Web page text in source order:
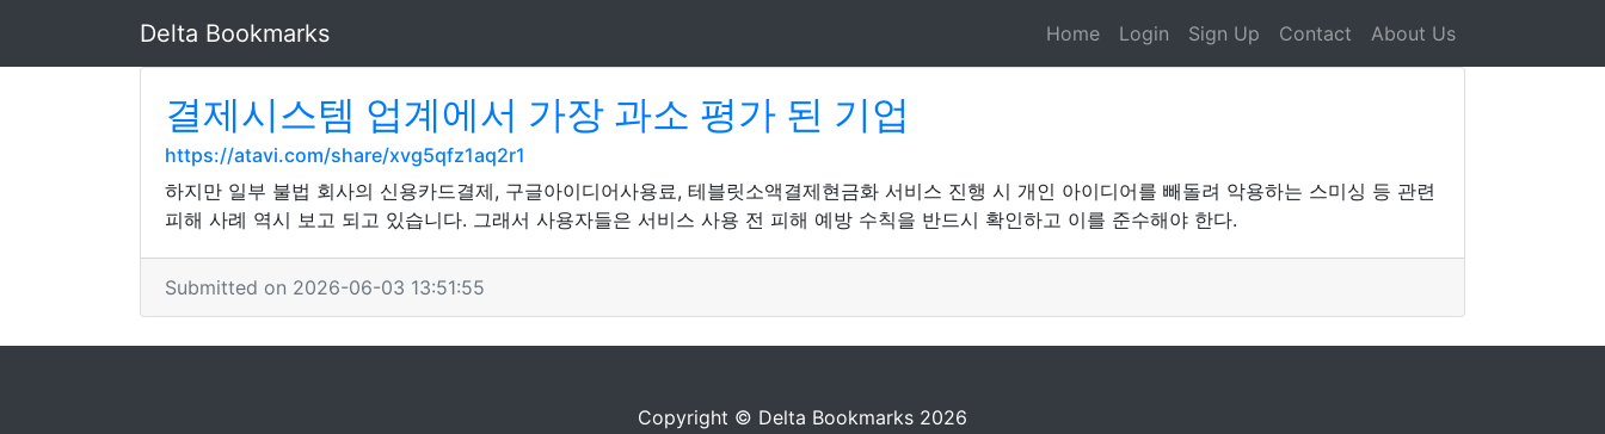
Delta Bookmarks Home Login Sign Up Contact About Us
결제시스템 업계에서 가장 과소 평가 된 기업
https://atavi.com/share/xvg5qfz1aq2r1
하지만 일부 불법 회사의 신용카드결제, 구글아이디어사용료, 테블릿소액결제현금화 서비스 진행 시 개인 아이디어를 빼돌려 악용하는 스미싱 등 관련
피해 사례 역시 보고 되고 있습니다. 그래서 사용자들은 서비스 사용 전 피해 예방 수칙을 반드시 확인하고 이를 준수해야 한다.
Submitted on 2026-06-03 13:51:55
Copyright © Delta Bookmarks 2026